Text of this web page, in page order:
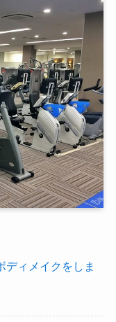
ディメイクをしま